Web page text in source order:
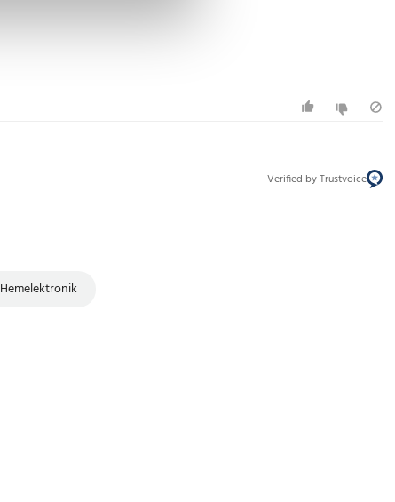
Verified by Trustvoice
Hemelektronik